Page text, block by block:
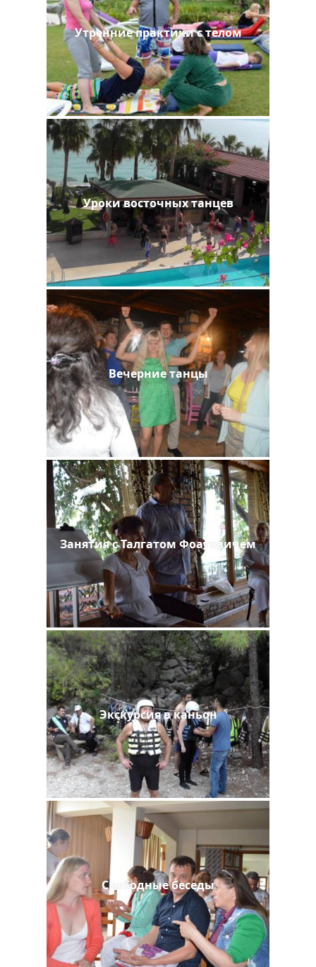
Утренние практики с телом
Уроки восточных танцев
Вечерние танцы
Занятия с Талгатом Фоатовичем
Экскурсия в каньон
Свободные беседы